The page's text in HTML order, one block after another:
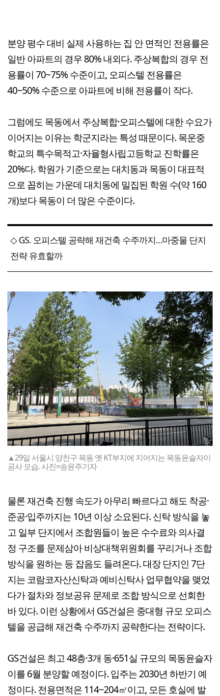
분양 평수 대비 실제 사용하는 집 안 면적인 전용률은
일반 아파트의 경우 80% 내외다. 주상복합의 경우 전
용률이 70~75% 수준이고, 오피스텔 전용률은
40~50% 수준으로 아파트에 비해 전용률이 작다.
그럼에도 목동에서 주상복합·오피스텔에 대한 수요가
이어지는 이유는 학군지라는 특성 때문이다. 목운중
학교의 특수목적고·자율형사립고등학교 진학률은
20%다. 학원가 기준으로는 대치동과 목동이 대표적
으로 꼽히는 가운데 대치동에 밀집된 학원 수(약 160
개)보다 목동이 더 많은 수준이다.
◇ GS. 오피스텔 공략해 재건축 수주까지…마중물 단지
전략 유효할까
▲29일 서울시 양천구 목동 옛 KT부지에 지어지는 목동윤슬자이
공사 모습. 사진=송윤주기자
물론 재건축 진행 속도가 아무리 빠르다고 해도 착공·
준공·입주까지는 10년 이상 소요된다. 신탁 방식을 놓
고 일부 단지에서 조합원들이 높은 수수료와 의사결
정 구조를 문제삼아 비상대책위원회를 꾸리거나 조합
방식을 원하는 등 잡음도 들려온다. 대장 단지인 7단
지는 코람코자산신탁과 예비신탁사 업무협약을 맺었
다가 절차와 정보공유 문제로 조합 방식으로 선회한
바 있다. 이런 상황에서 GS건설은 중대형 규모 오피스
텔을 공급해 재건축 수주까지 공략한다는 전략이다.
GS건설은 최고 48층·3개 동·651실 규모의 목동윤슬자
이를 6월 분양할 예정이다. 입주는 2030년 하반기 예
정이다. 전용면적은 114~204㎡이고, 모든 호실에 발